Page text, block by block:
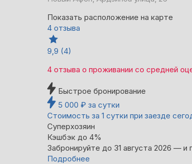
Показать расположение на карте
4 отзыва
9,9 (4)
4 отзыва о проживании со средней
Быстрое бронирование
5 000 ₽ за сутки
Стоимость за 1 сутки при заезде
Суперхозяин
Кэшбэк до 4%
Забронируйте до 31 августа 2026 —
Подробнее